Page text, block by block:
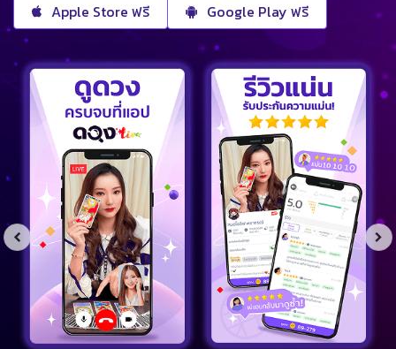
Apple Store ฟรี Google Play ฟรี